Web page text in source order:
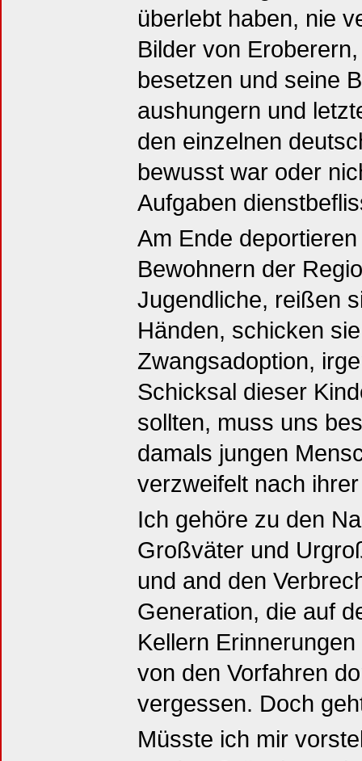
überlebt haben, nie
Bilder von
besetzen und seine
aushungern und
den einzelnen
bewusst war oder
Aufgaben
Am Ende
Bewohnern der
Jugendliche, reißen
Händen, schicken
Zwangsadoption,
Schicksal dieser
sollten, muss uns
damals jungen
verzweifelt nach
Ich gehöre zu den
Großväter und
und and den
Generation, die auf
Kellern
von den Vorfahren
vergessen. Doch
Müsste ich mir